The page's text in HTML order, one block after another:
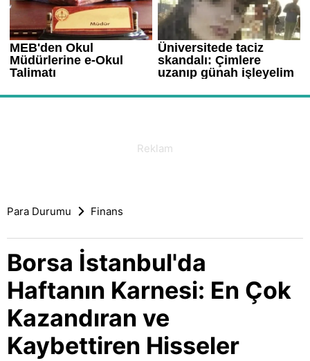
Para Durumu Finans
Borsa İstanbul'da
Haftanın Karnesi: En Çok
Kazandıran ve
Kaybettiren Hisseler